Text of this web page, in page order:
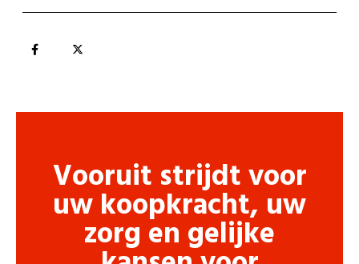
Vooruit strijdt voor
uw koopkracht, uw
zorg en gelijke